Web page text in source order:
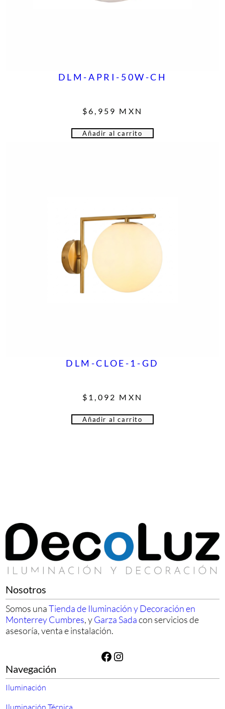
DLM-APRI-50W-CH
$6,959 MXN
Añadir al carrito
DLM-CLOE-1-GD
$ 1,092 MXN
Añadir al carrito
Nosotros
Somos unaTienda de Iluminación y Decoración en
Monterrey Cumbres, yGarza Sadacon servicios de
asesoría, venta e instalación.
Facebook Instagram
Navegación
Iluminación